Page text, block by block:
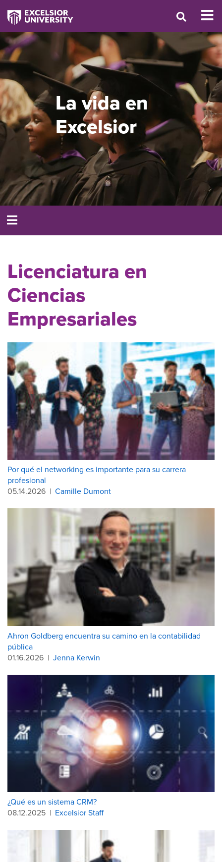
La vida en
Excelsior
Licenciatura en
Ciencias
Empresariales
Por qué el networking es importante para su carrera
profesional
05.14.2026 | Camille Dumont
Ahron Goldberg encuentra su camino en la contabilidad
pública
01.16.2026 | Jenna Kerwin
¿Qué es un sistema CRM?
08.12.2025 | Excelsior Staff